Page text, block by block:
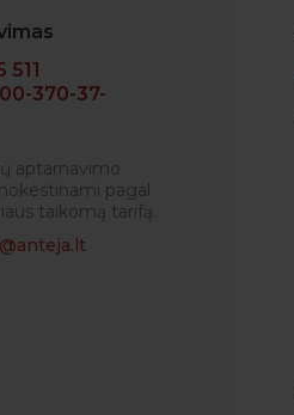
511
00-370-37-
aptarnavimo
pagal
taikomą tarifą.